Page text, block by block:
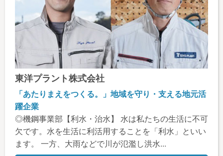
東洋プラント株式会社
「あたりまえをつくる。」地域を守り・支える地元活
躍企業
◎機鋼事業部【利水・治水】 水は私たちの生活に不可
欠です。水を生活に利活用することを「利水」といい
ます。 一方、大雨などで川が氾濫し洪水...